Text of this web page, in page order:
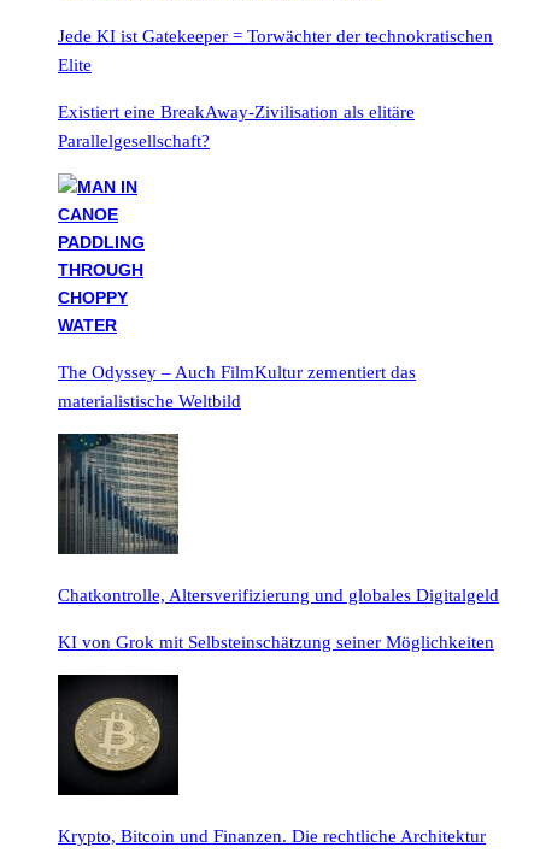
Jede KI ist Gatekeeper = Torwächter der technokratischen
Elite
Existiert eine BreakAway-Zivilisation als elitäre
Parallelgesellschaft?
The Odyssey – Auch FilmKultur zementiert das
materialistische Weltbild
Chatkontrolle, Altersverifizierung und globales Digitalgeld
KI von Grok mit Selbsteinschätzung seiner Möglichkeiten
Krypto, Bitcoin und Finanzen. Die rechtliche Architektur